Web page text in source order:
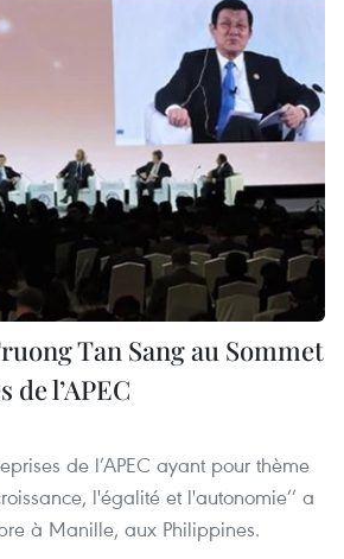
Tan Sang au Sommet
l’APEC
de l’APEC ayant pour thème
l'égalité et l'autonomie’’ a
à Manille, aux Philippines.